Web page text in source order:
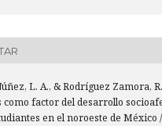
L. A., & Rodríguez Zamora,
como factor del desarrollo
en el noroeste de México